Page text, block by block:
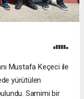
Mustafa Keçeci ile
yürütülen
Samimi bir